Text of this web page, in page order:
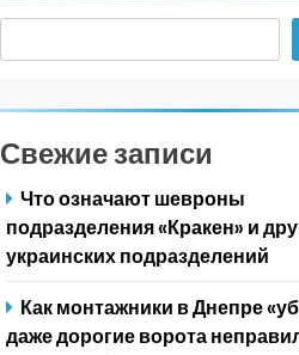
Свежие записи
Что означают шевроны
подразделения «Кракен» и
украинских подразделений
Как монтажники в Днепре
даже дорогие ворота